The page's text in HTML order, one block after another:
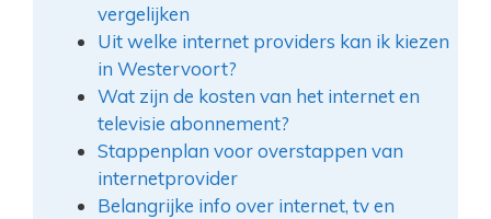
vergelijken
Uit welke internet providers kan ik kiezen
in Westervoort?
Wat zijn de kosten van het internet en
televisie abonnement?
Stappenplan voor overstappen van
internetprovider
Belangrijke info over internet, tv en